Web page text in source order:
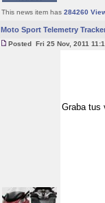
This news item has 284260
Moto Sport Telemetry
Posted Fri 25 Nov, 2011
Graba tus